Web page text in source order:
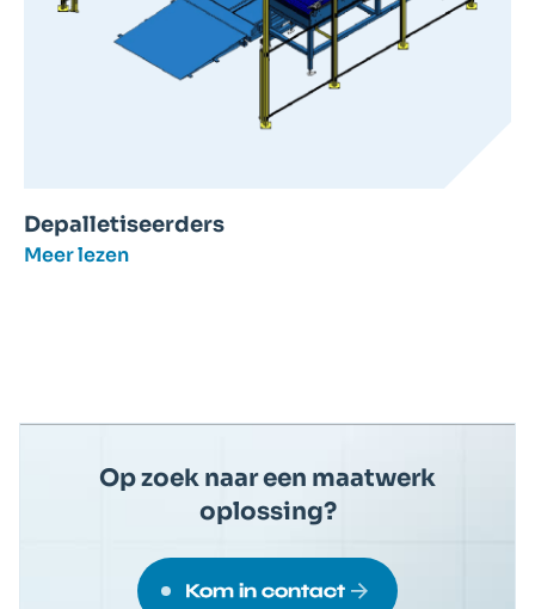
Depalletiseerders
Meer lezen
Op zoek naar een maatwerk
oplossing?
Kom in contact